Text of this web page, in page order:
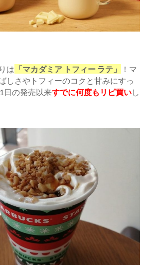
は 「マカダミア トフィー ラテ」
！マ
しさやトフィーのコクと甘みにすっ
日の発売以来すでに何度もリピ買いし